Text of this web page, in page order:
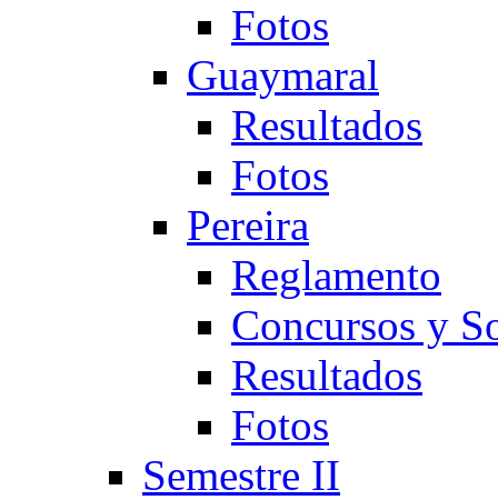
Fotos
Guaymaral
Resultados
Fotos
Pereira
Reglamento
Concursos y
Resultados
Fotos
Semestre II